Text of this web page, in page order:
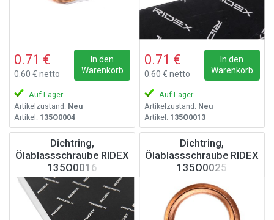
0.71 €
0.60 € netto
In den
Warenkorb
Auf Lager
Artikelzustand: Neu
Artikel: 135O0004
0.71 €
0.60 € netto
In den
Warenkorb
Auf Lager
Artikelzustand: Neu
Artikel: 135O0013
Dichtring,
Ölablassschraube RIDEX
135O0016
Dichtring,
Ölablassschraube RIDEX
135O0025